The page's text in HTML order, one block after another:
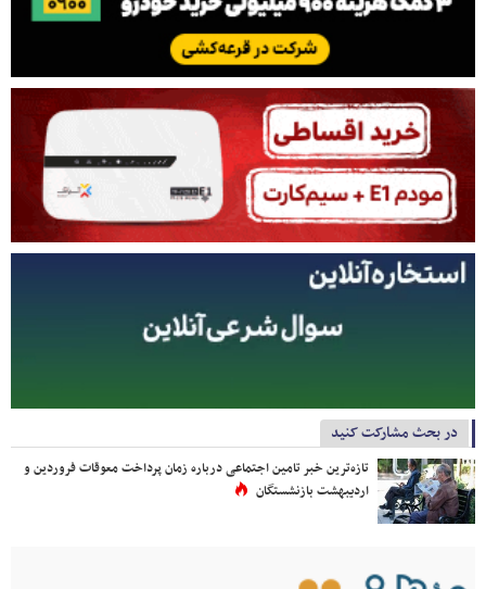
در بحث مشارکت کنید
تازه‌ترین خبر تامین اجتماعی درباره زمان پرداخت معوقات فروردین و
اردیبهشت بازنشستگان